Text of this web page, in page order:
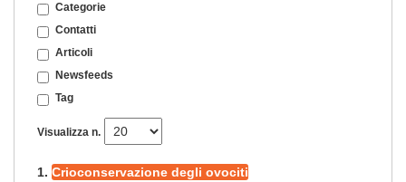
Categorie
Contatti
Articoli
Newsfeeds
Tag
Visualizza n.
1. Crioconservazione degli ovociti